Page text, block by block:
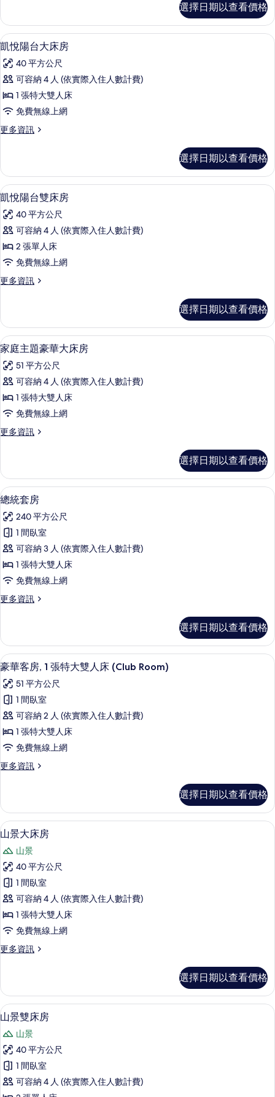
的
所
有
相
片
軒
大
床
的
詳
選擇日期以查看價格
顯
示
凱
悅
陽
台
大
房
的
所
有
相
片
迷你吧、客房內保險箱、書桌、筆電
4
凱悅陽台大床房
40 平方公尺
可容納 4 人 (依實際入住人數計費)
1 張特大雙人床
免費無線上網
更多資訊
更
陽
台
大
房
的
情
選擇日期以查看價格
顯
示
凱
悅
陽
台
雙
房
的
所
有
相
片
迷你吧、客房內保險箱、書桌、筆電
5
凱悅陽台雙床房
40 平方公尺
可容納 4 人 (依實際入住人數計費)
2 張單人床
免費無線上網
更多資訊
更
陽
台
雙
床
房
的
情
選擇日期以查看價格
顯
示
家
庭
主
題
豪
大
床
房
的
所
有
相
片
家庭主題豪華大床房 | 迷你吧、客房
6
家庭主題豪華大床房
51 平方公尺
可容納 4 人 (依實際入住人數計費)
1 張特大雙人床
免費無線上網
更多資訊
更
主
題
豪
大
床
的
詳
情
選擇日期以查看價格
顯
示
總
統
套
房
的
所
相
片
總統套房 | 起居區 | 65-吋LED 液晶電
5
總統套房
240 平方公尺
1 間臥室
可容納 3 人 (依實際入住人數計費)
1 張特大雙人床
免費無線上網
更多資訊
更
套
房
的
情
選擇日期以查看價格
顯
示
豪
華
客
房,
張
大
雙
人
床
(Club
Room)
的
所
有
相
片
迷你吧、客房內保險箱、書桌、筆電
4
豪華客房, 1 張特大雙人床 (Club Room)
51 平方公尺
1 間臥室
可容納 2 人 (依實際入住人數計費)
1 張特大雙人床
免費無線上網
更多資訊
更
客
房,
1
特
大
雙
人
床
(Club
Room)
的
情
選擇日期以查看價格
顯
示
山
景
大
床
房
的
所
相
片
迷你吧、客房內保險箱、書桌、筆電
5
山景大床房
山景
40 平方公尺
1 間臥室
可容納 4 人 (依實際入住人數計費)
1 張特大雙人床
免費無線上網
更多資訊
更
大
床
房
詳
情
選擇日期以查看價格
顯
示
山
景
雙
床
迷你吧、客房內保險箱、書桌、筆電
5
山景雙床房
山景
40 平方公尺
1 間臥室
可容納 4 人 (依實際入住人數計費)